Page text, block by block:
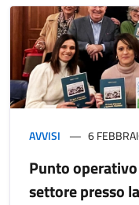
AVVISI 6
Punto
settore presso